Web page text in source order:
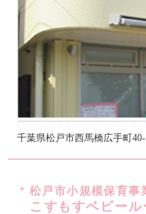
千葉県松戸市西馬橋広手町
松戸市小規模保育事
こすもすベビール